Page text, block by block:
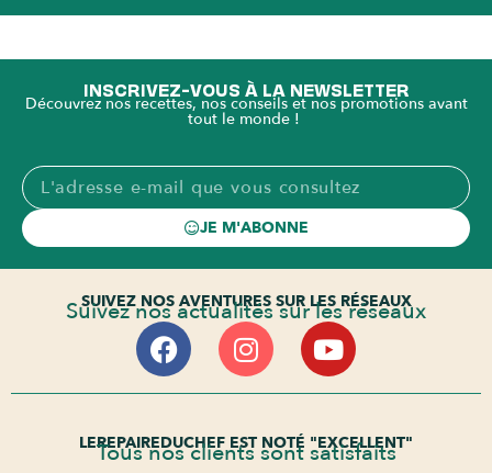
INSCRIVEZ-VOUS À LA NEWSLETTER
Découvrez nos recettes, nos conseils et nos promotions avant
tout le monde !
JE M'ABONNE
SUIVEZ NOS AVENTURES SUR LES RÉSEAUX
Suivez nos actualités sur les réseaux
LEREPAIREDUCHEF EST NOTÉ "EXCELLENT"
Tous nos clients sont satisfaits